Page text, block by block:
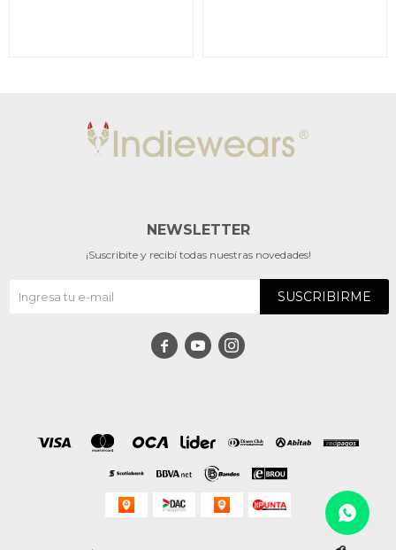
NEWSLETTER
¡Suscribite y recibí todas nuestras novedades!
SUSCRIBIRME
  